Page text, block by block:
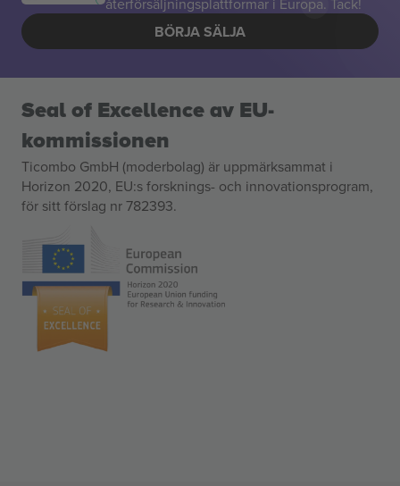
BÖRJA SÄLJA
Seal of Excellence av EU-
kommissionen
Ticombo GmbH (moderbolag) är uppmärksammat i
Horizon 2020, EU:s forsknings- och innovationsprogram,
för sitt förslag nr 782393.